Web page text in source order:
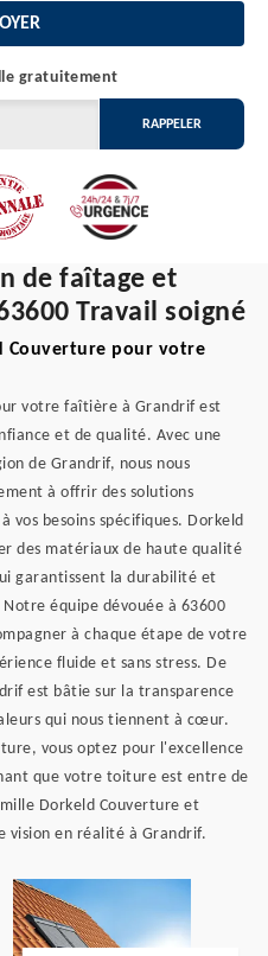
gratuitement
de faîtage et
Travail soigné
Couverture pour votre
votre faîtière à Grandrif est
et de qualité. Avec une
de Grandrif, nous nous
à offrir des solutions
vos besoins spécifiques. Dorkeld
des matériaux de haute qualité
garantissent la durabilité et
équipe dévouée à 63600
à chaque étape de votre
fluide et sans stress. De
est bâtie sur la transparence
qui nous tiennent à cœur.
vous optez pour l'excellence
que votre toiture est entre de
Dorkeld Couverture et
vision en réalité à Grandrif.